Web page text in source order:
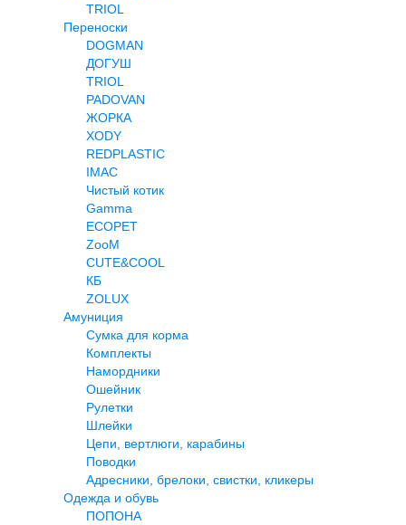
TRIOL
Переноски
DOGMAN
ДОГУШ
TRIOL
PADOVAN
ЖОРКА
XODY
REDPLASTIC
IMAC
Чистый котик
Gamma
ECOPET
ZooM
CUTE&COOL
КБ
ZOLUX
Амуниция
Сумка для корма
Комплекты
Намордники
Ошейник
Рулетки
Шлейки
Цепи, вертлюги, карабины
Поводки
Адресники, брелоки, свистки, кликеры
Одежда и обувь
ПОПОНА